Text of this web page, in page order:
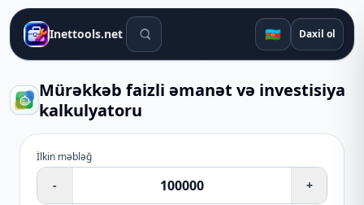
Inettools.net Axtarış alətləri 🇦🇿 Daxil ol
Mürəkkəb faizli əmanət və investisiya
kalkulyatoru
İlkin məbləğ
- +